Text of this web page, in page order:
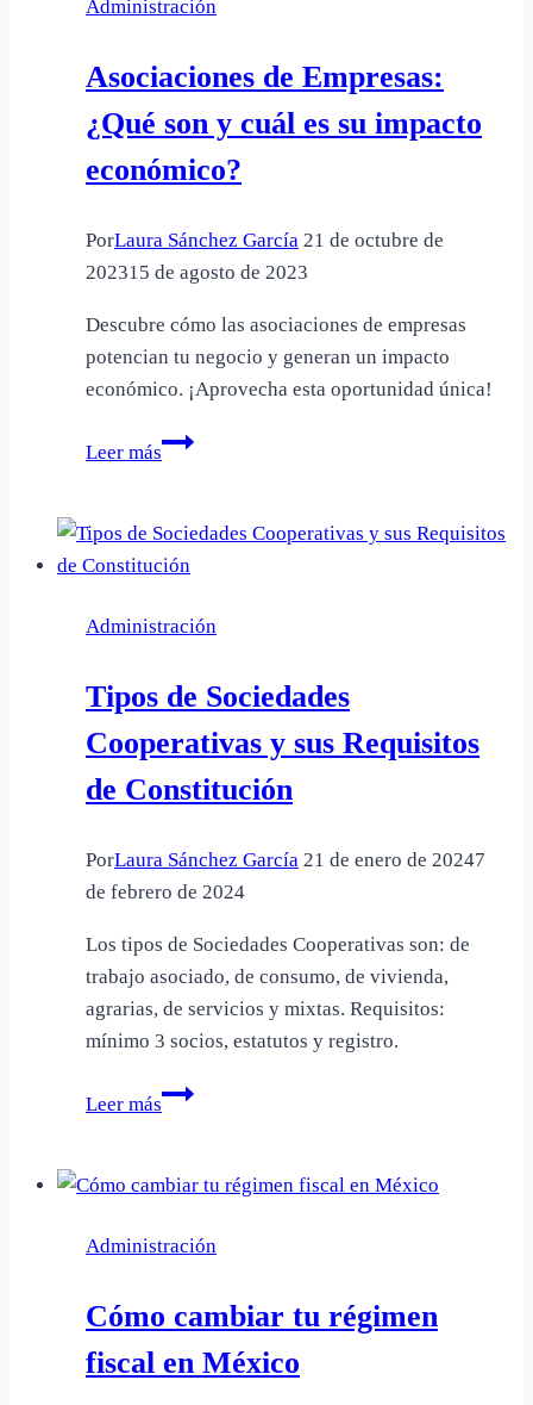
Administración
Asociaciones de Empresas:
¿Qué son y cuál es su impacto
económico?
PorLaura Sánchez García 21 de octubre de
202315 de agosto de 2023
Descubre cómo las asociaciones de empresas
potencian tu negocio y generan un impacto
económico. ¡Aprovecha esta oportunidad única!
Leer más
Asociaciones
¿Qué
son
cuál
su
impacto
económico?
Administración
Tipos de Sociedades
Cooperativas y sus Requisitos
de Constitución
PorLaura Sánchez García 21 de enero de 20247
de febrero de 2024
Los tipos de Sociedades Cooperativas son: de
trabajo asociado, de consumo, de vivienda,
agrarias, de servicios y mixtas. Requisitos:
mínimo 3 socios, estatutos y registro.
Leer más
Tipos
Cooperativas
sus
de
Constitución
Administración
Cómo cambiar tu régimen
fiscal en México